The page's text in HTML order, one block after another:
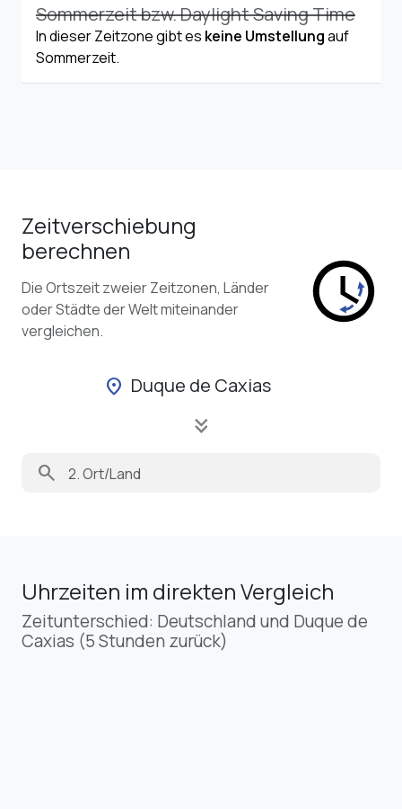
Sommerzeit bzw. Daylight Saving Time
In dieser Zeitzone gibt es keine Umstellungauf
Sommerzeit.
Zeitverschiebung
berechnen
Die Ortszeit zweier Zeitzonen, Länder
oder Städte der Welt miteinander
vergleichen.
location_on Duque de Caxias
keyboard_double_arrow_down
search
Uhrzeiten im direkten Vergleich
Zeitunterschied: Deutschland und Duque de
Caxias (5 Stunden zurück)